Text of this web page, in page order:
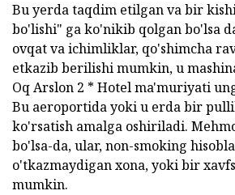
Bu yerda taqdim etilgan va bir
bo'lishi" ga ko'nikib qolgan bo'lsa
ovqat va ichimliklar, qo'shimcha
etkazib berilishi mumkin, u
Oq Arslon 2 * Hotel ma'muriyati
Bu aeroportida yoki u erda bir
ko'rsatish amalga oshiriladi.
bo'lsa-da, ular, non-smoking
o'tkazmaydigan xona, yoki bir
mumkin.